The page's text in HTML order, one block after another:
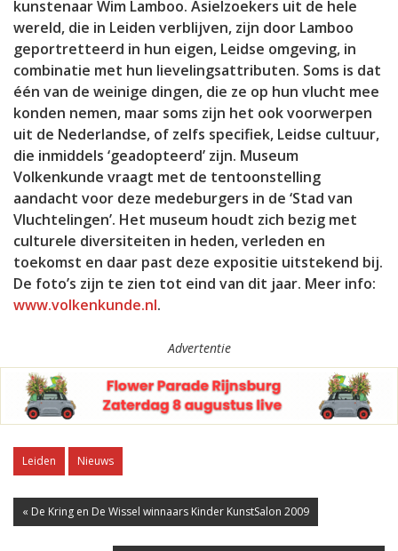
kunstenaar Wim Lamboo. Asielzoekers uit de hele
wereld, die in Leiden verblijven, zijn door Lamboo
geportretteerd in hun eigen, Leidse omgeving, in
combinatie met hun lievelingsattributen. Soms is dat
één van de weinige dingen, die ze op hun vlucht mee
konden nemen, maar soms zijn het ook voorwerpen
uit de Nederlandse, of zelfs specifiek, Leidse cultuur,
die inmiddels ‘geadopteerd’ zijn. Museum
Volkenkunde vraagt met de tentoonstelling
aandacht voor deze medeburgers in de ‘Stad van
Vluchtelingen’. Het museum houdt zich bezig met
culturele diversiteiten in heden, verleden en
toekomst en daar past deze expositie uitstekend bij.
De foto’s zijn te zien tot eind van dit jaar. Meer info:
www.volkenkunde.nl.
Advertentie
Leiden Nieuws
« De Kring en De Wissel winnaars Kinder KunstSalon 2009